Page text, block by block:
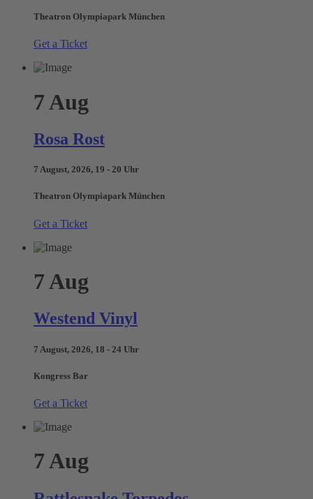
Theatron Olympiapark München
Get a Ticket
7 Aug
Rosa Rost
7 August, 2026, 19 - 20 Uhr
Theatron Olympiapark München
Get a Ticket
7 Aug
Westend Vinyl
7 August, 2026, 18 - 24 Uhr
Kongress Bar
Get a Ticket
7Aug